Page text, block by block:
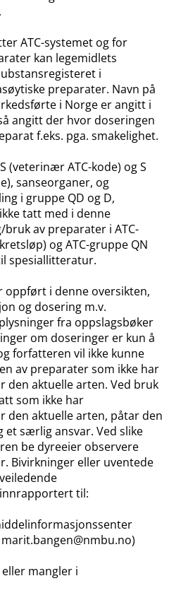
ATC-systemet og for
kan legemidlets
i
preparater. Navn på
i Norge er angitt i
angitt der hvor doseringen
f.eks. pga. smakelighet.
(veterinær ATC-kode) og S
sanseorganer, og
i gruppe QD og D,
tatt med i denne
av preparater i ATC-
og ATC-gruppe QN
spesiallitteratur.
oppført i denne oversikten,
og dosering m.v.
fra oppslagsbøker
om doseringer er kun å
forfatteren vil ikke kunne
av preparater som ikke har
den aktuelle arten. Ved bruk
som ikke har
den aktuelle arten, påtar den
særlig ansvar. Ved slike
be dyreeier observere
Bivirkninger eller uventede
til:
mangler i